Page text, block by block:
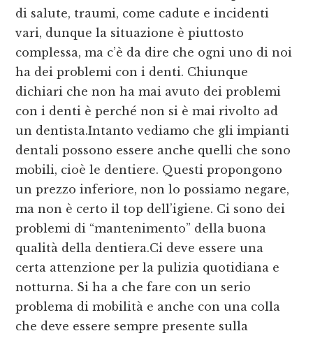
di salute, traumi, come cadute e incidenti
vari, dunque la situazione è piuttosto
complessa, ma c’è da dire che ogni uno di noi
ha dei problemi con i denti. Chiunque
dichiari che non ha mai avuto dei problemi
con i denti è perché non si è mai rivolto ad
un dentista.Intanto vediamo che gli impianti
dentali possono essere anche quelli che sono
mobili, cioè le dentiere. Questi propongono
un prezzo inferiore, non lo possiamo negare,
ma non è certo il top dell’igiene. Ci sono dei
problemi di “mantenimento” della buona
qualità della dentiera.Ci deve essere una
certa attenzione per la pulizia quotidiana e
notturna. Si ha a che fare con un serio
problema di mobilità e anche con una colla
che deve essere sempre presente sulla